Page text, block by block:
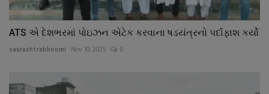
ATS એ દેશભરમાં પોઇઝન એટેક કરવાના ષડયંત્રનો પર્દાફાશ કર્યો
saurashtrabhoomi Nov 10, 2025 0